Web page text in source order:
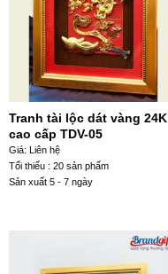
Tranh tài lộc dát vàng 24K
cao cấp TDV-05
Giá: Liên hệ
Tối thiểu : 20 sản phẩm
Sản xuất 5 - 7 ngày